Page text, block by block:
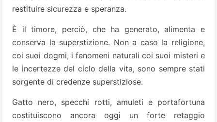
restituire sicurezza e speranza.
È il timore, perciò, che ha generato, alimenta e
conserva la superstizione. Non a caso la religione,
coi suoi dogmi, i fenomeni naturali coi suoi misteri e
le incertezze del ciclo della vita, sono sempre stati
sorgente di credenze superstiziose.
Gatto nero, specchi rotti, amuleti e portafortuna
costituiscono ancora oggi un forte retaggio